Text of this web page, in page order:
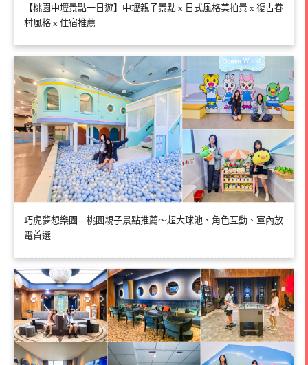
【桃園中壢景點一日遊】中壢親子景點 x 日式風格美拍景 x 復古眷
村風格 x 住宿推薦
巧虎夢想樂園｜桃園親子景點推薦～超大球池、角色互動、室內放
電首選